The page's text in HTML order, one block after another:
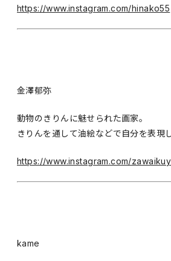
https://www.instagram.com/hinako55
金澤郁弥
動物のきりんに魅せられた画家。
きりんを通して油絵などで自分を表現
https://www.instagram.com/
kame